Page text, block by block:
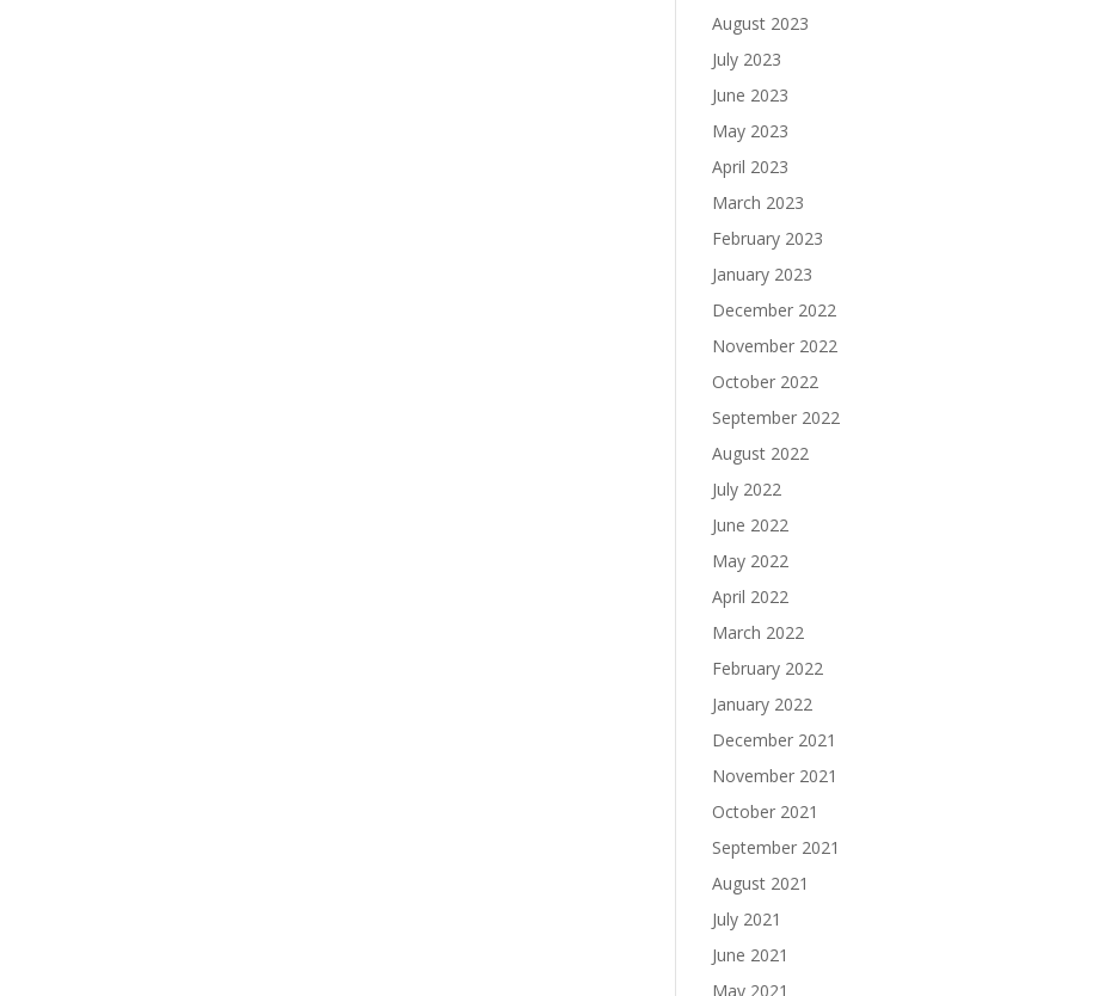
August 2023
July 2023
June 2023
May 2023
April 2023
March 2023
February 2023
January 2023
December 2022
November 2022
October 2022
September 2022
August 2022
July 2022
June 2022
May 2022
April 2022
March 2022
February 2022
January 2022
December 2021
November 2021
October 2021
September 2021
August 2021
July 2021
June 2021
May 2021